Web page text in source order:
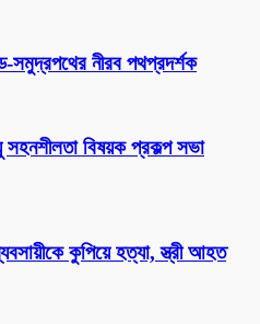
নীরব পথপ্রদর্শক
বিষয়ক প্রকল্প সভা
কুপিয়ে হত্যা, স্ত্রী আহত